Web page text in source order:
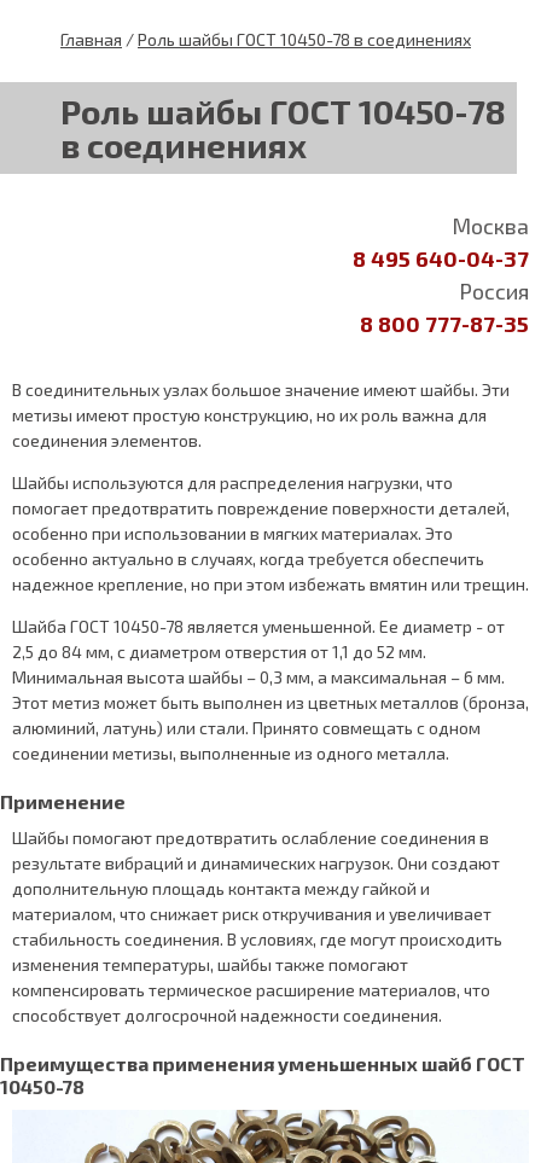
Главная /Роль шайбы ГОСТ 10450-78 в соединениях
Роль шайбы ГОСТ 10450-78
в соединениях
Москва
8 495 640-04-37
Россия
8 800 777-87-35
В соединительных узлах большое значение имеют шайбы. Эти
метизы имеют простую конструкцию, но их роль важна для
соединения элементов.
Шайбы используются для распределения нагрузки, что
помогает предотвратить повреждение поверхности деталей,
особенно при использовании в мягких материалах. Это
особенно актуально в случаях, когда требуется обеспечить
надежное крепление, но при этом избежать вмятин или трещин.
Шайба ГОСТ 10450-78 является уменьшенной. Ее диаметр - от
2,5 до 84 мм, с диаметром отверстия от 1,1 до 52 мм.
Минимальная высота шайбы – 0,3 мм, а максимальная – 6 мм.
Этот метиз может быть выполнен из цветных металлов (бронза,
алюминий, латунь) или стали. Принято совмещать с одном
соединении метизы, выполненные из одного металла.
Применение
Шайбы помогают предотвратить ослабление соединения в
результате вибраций и динамических нагрузок. Они создают
дополнительную площадь контакта между гайкой и
материалом, что снижает риск откручивания и увеличивает
стабильность соединения. В условиях, где могут происходить
изменения температуры, шайбы также помогают
компенсировать термическое расширение материалов, что
способствует долгосрочной надежности соединения.
Преимущества применения уменьшенных шайб ГОСТ
10450-78